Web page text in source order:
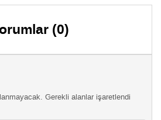
(0)
Gerekli alanlar işaretlendi